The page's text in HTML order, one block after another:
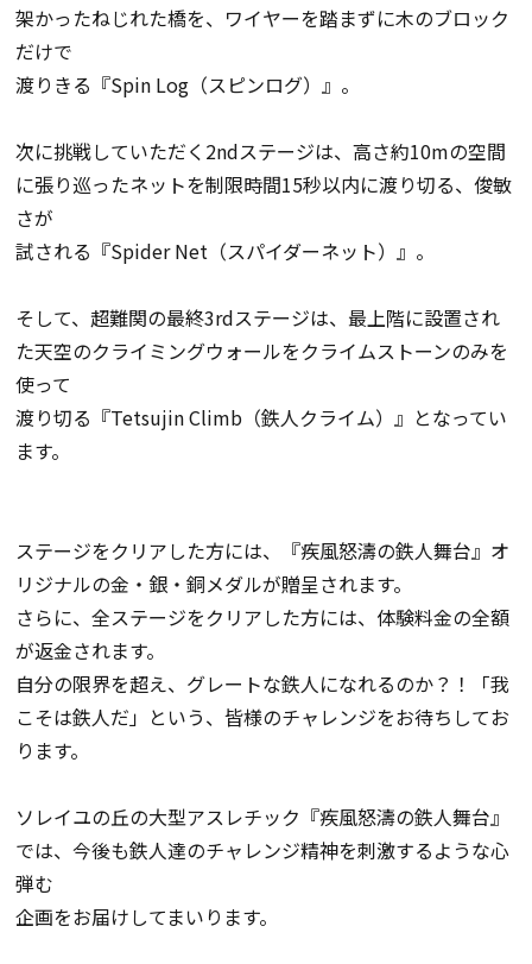
架かったねじれた橋を、ワイヤーを踏まずに木のブロック
だけで
渡りきる『Spin Log（スピンログ）』。
次に挑戦していただく2ndステージは、高さ約10mの空間
に張り巡ったネットを制限時間15秒以内に渡り切る、俊敏
さが
試される『Spider Net（スパイダーネット）』。
そして、超難関の最終3rdステージは、最上階に設置され
た天空のクライミングウォールをクライムストーンのみを
使って
渡り切る『Tetsujin Climb（鉄人クライム）』となってい
ます。
ステージをクリアした方には、『疾風怒濤の鉄人舞台』オ
リジナルの金・銀・銅メダルが贈呈されます。
さらに、全ステージをクリアした方には、体験料金の全額
が返金されます。
自分の限界を超え、グレートな鉄人になれるのか？！「我
こそは鉄人だ」という、皆様のチャレンジをお待ちしてお
ります。
ソレイユの丘の大型アスレチック『疾風怒濤の鉄人舞台』
では、今後も鉄人達のチャレンジ精神を刺激するような心
弾む
企画をお届けしてまいります。